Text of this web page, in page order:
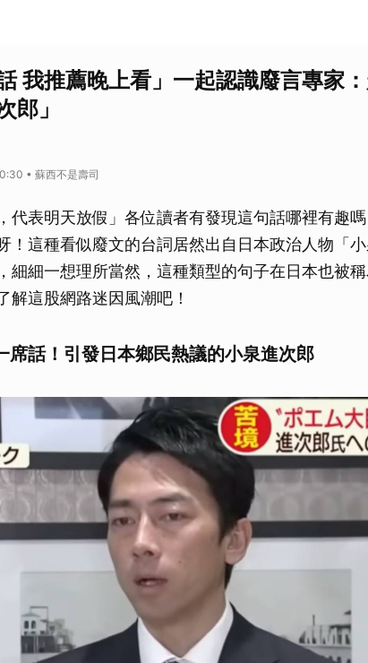
我推薦晚上看」一起認識廢言專家
郎」
• 蘇西不是壽司
代表明天放假」各位讀者有發現這句話哪裡有趣
！這種看似廢文的台詞居然出自日本政治人物「小
細細一想理所當然，這種類型的句子在日本也被稱
解這股網路迷因風潮吧！
席話！引發日本鄉民熱議的小泉進次郎